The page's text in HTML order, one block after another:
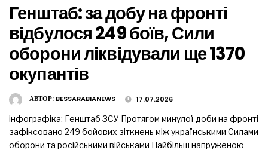
Генштаб: за добу на фронті
відбулося 249 боїв, Сили
оборони ліквідували ще 1370
окупантів
АВТОР: BESSARABIANEWS 17.07.2026
інфографіка: Генштаб ЗСУ Протягом минулої доби на фронті
зафіксовано 249 бойових зіткнень між українськими Силами
оборони та російськими військами Найбільш напруженою